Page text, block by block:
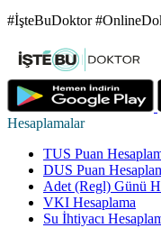
#İşteBuDoktor
Hesaplamalar
TUS Puan
DUS Puan
Adet (Regl) Günü
VKI Hesaplama
Su İhtiyacı